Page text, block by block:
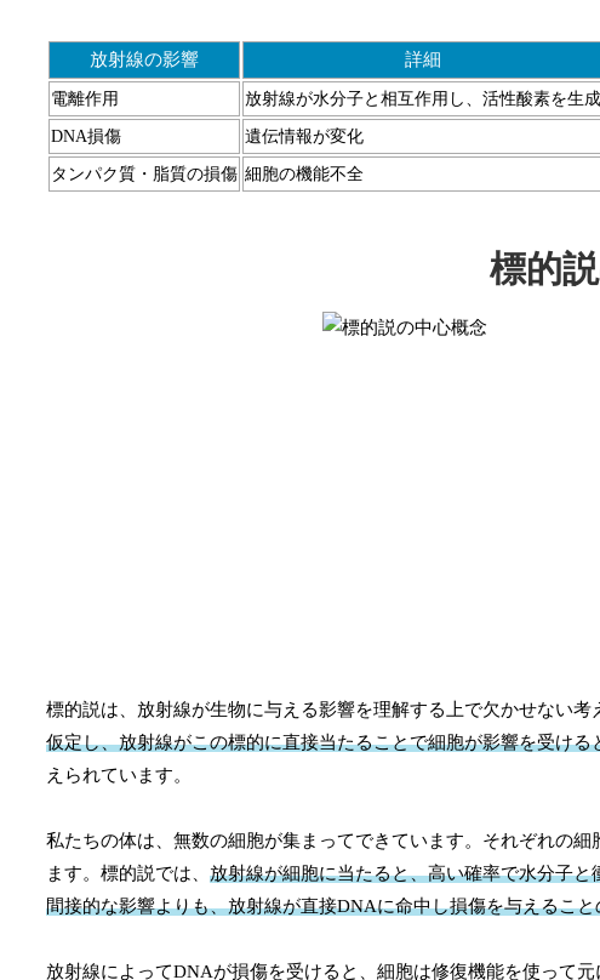
放射線の影響 詳細
電離作用 放射線が水分子と相互作用し、活性酸素を生成
DNA損傷 遺伝情報が変化
タンパク質・脂質の損傷 細胞の機能不全
標的
標的説は、放射線が生物に与える影響を理解する上で欠かせない考
仮定し、放射線がこの標的に直接当たることで細胞が影響を受ける
えられています。
私たちの体は、無数の細胞が集まってできています。それぞれの
ます。標的説では、 放射線が細胞に当たると、高い確率で水分子
間接的な影響よりも、放射線が直接DNAに命中し損傷を与えるこ
放射線によってDNAが損傷を受けると、細胞は修復機能を使って